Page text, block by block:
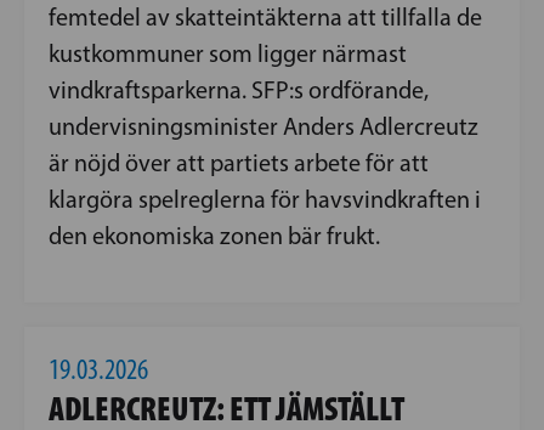
femtedel av skatteintäkterna att tillfalla de
kustkommuner som ligger närmast
vindkraftsparkerna. SFP:s ordförande,
undervisningsminister Anders Adlercreutz
är nöjd över att partiets arbete för att
klargöra spelreglerna för havsvindkraften i
den ekonomiska zonen bär frukt.
19.03.2026
ADLERCREUTZ: ETT JÄMSTÄLLT